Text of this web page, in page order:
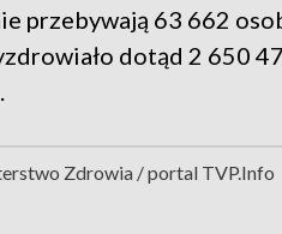
przebywają 63 662
dotąd 2 650
Zdrowia / portal TVP.Info